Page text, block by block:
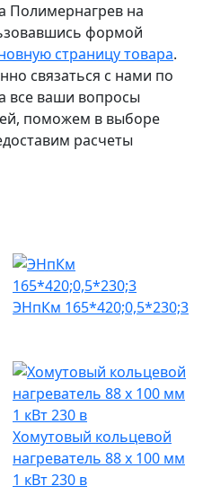
Полимернагрев на
формой
страницу товара.
связаться с нами по
все ваши вопросы
поможем в выборе
расчеты
ЭНпКм 165*420;0,5*230;3
Хомутовый кольцевой
нагреватель 88 х 100 мм
1 кВт 230 в